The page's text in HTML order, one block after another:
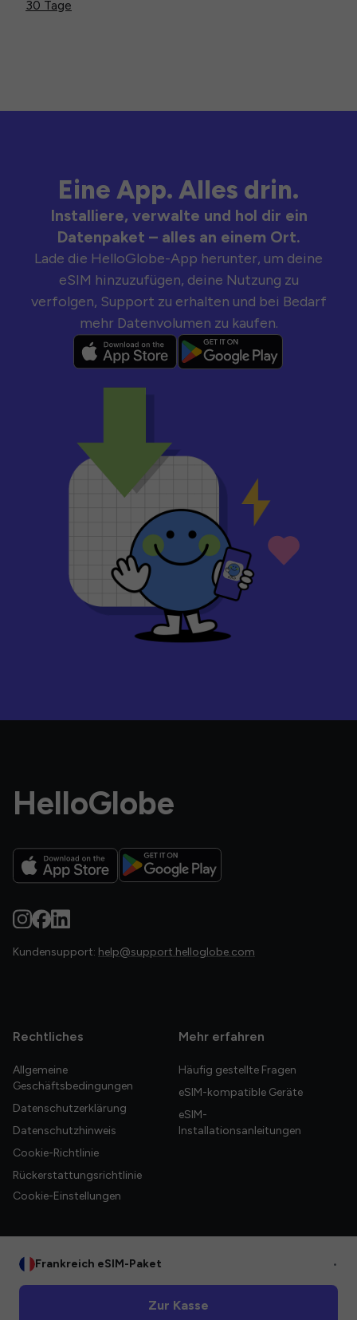
30 Tage
Eine App. Alles drin.
Installiere, verwalte und hol dir ein
Datenpaket – alles an einem Ort.
Lade die HelloGlobe-App herunter, um deine
eSIM hinzuzufügen, deine Nutzung zu
verfolgen, Support zu erhalten und bei Bedarf
mehr Datenvolumen zu kaufen.
HelloGlobe
Kundensupport: help@support.helloglobe.com
Rechtliches
Allgemeine
Geschäftsbedingungen
Datenschutzerklärung
Datenschutzhinweis
Cookie-Richtlinie
Rückerstattungsrichtlinie
Cookie-Einstellungen
Mehr erfahren
Häufig gestellte Fragen
eSIM-kompatible Geräte
eSIM-
Installationsanleitungen
Frankreich eSIM-Paket •
Zur Kasse